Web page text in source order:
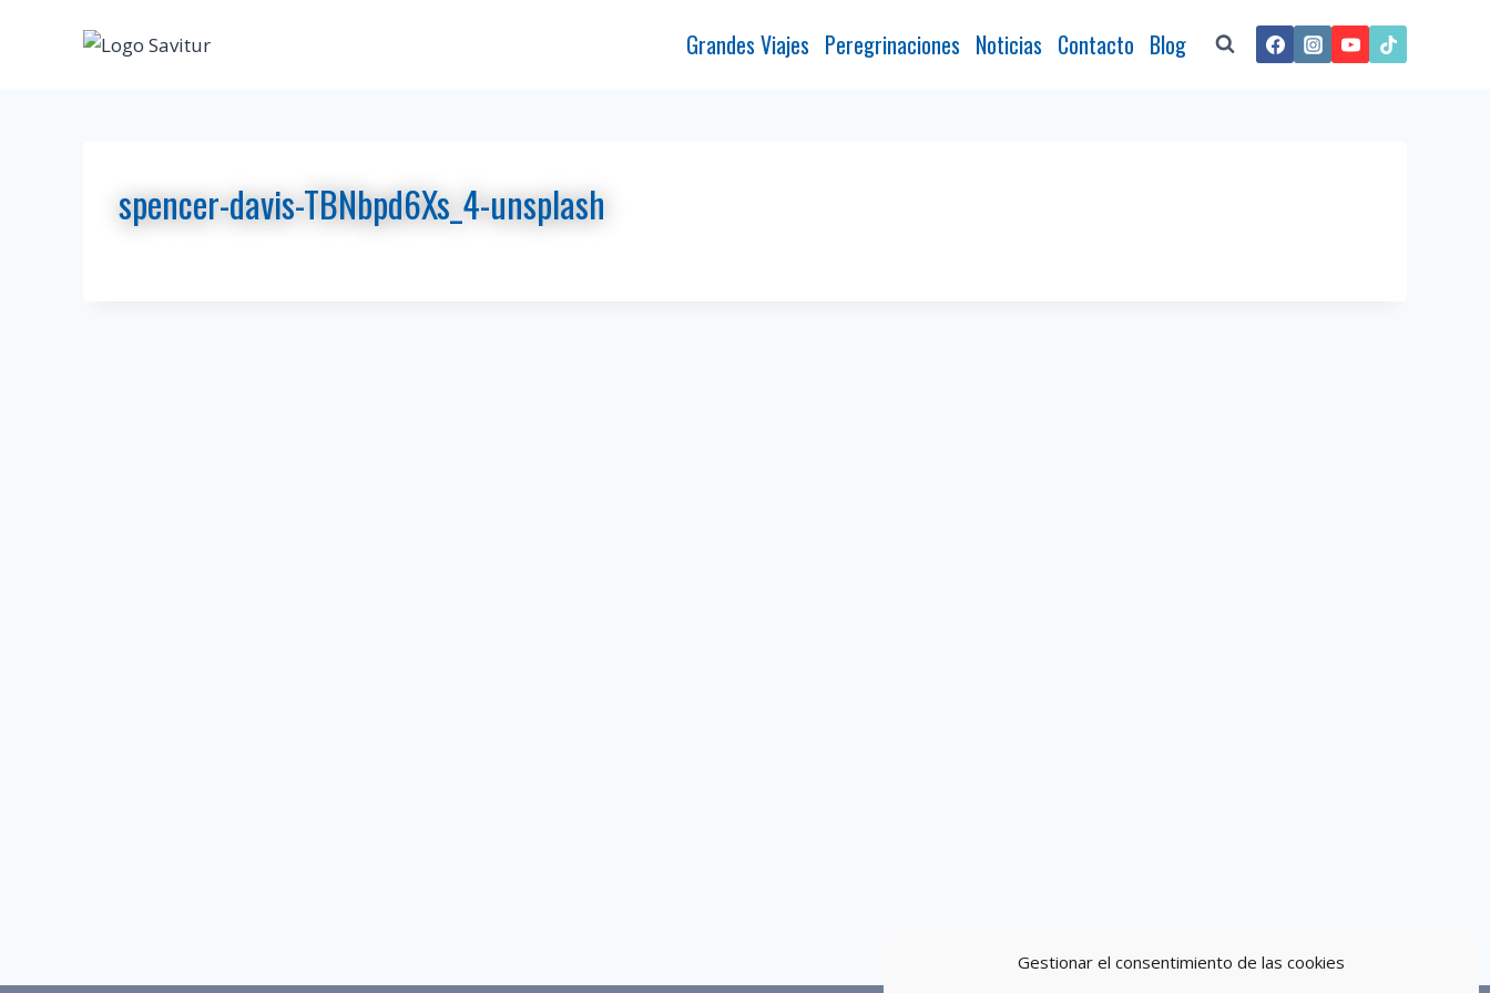
Gestionar el consentimiento de las cookies
Grandes Viajes Peregrinaciones Noticias Contacto Blog
spencer-davis-TBNbpd6Xs_4-unsplash